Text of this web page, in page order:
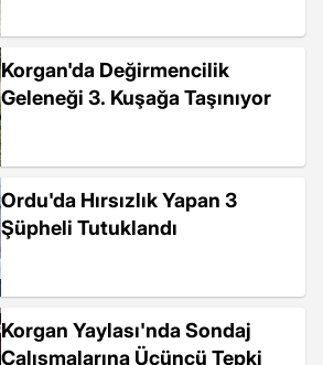
Korgan'da Değirmencilik
Geleneği 3. Kuşağa Taşınıyor
Ordu'da Hırsızlık Yapan 3
Şüpheli Tutuklandı
Korgan Yaylası'nda Sondaj
Çalışmalarına Üçüncü Tepki